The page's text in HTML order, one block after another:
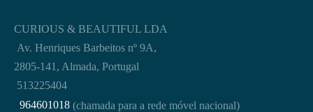
CURIOUS & BEAUTIFUL LDA
Av. Henriques Barbeitos nº 9A,
2805-141, Almada, Portugal
513225404
964601018 (chamada para a rede móvel nacional)